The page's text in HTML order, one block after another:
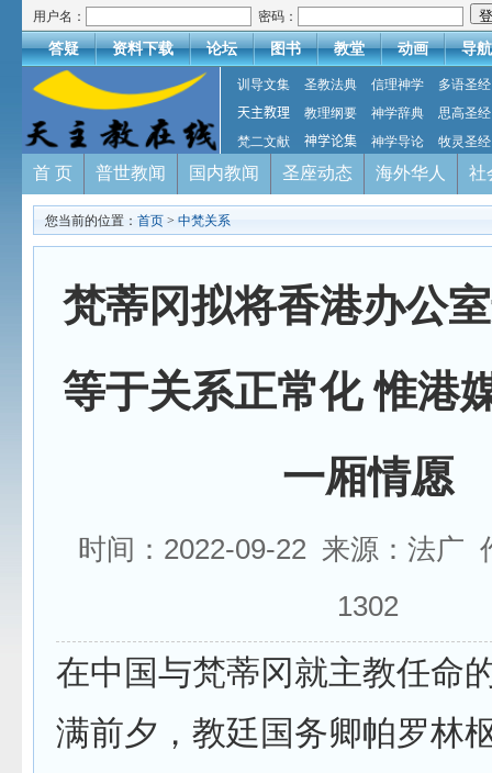
用户名： 密码：
答疑 资料下载 论坛 图书 教堂 动画 导航
训导文集 圣教法典 信理神学
多语圣经
天主教理
教理纲要 神学辞典
思高圣经
梵二文献
神学论集 神学导论 牧灵圣经
首 页 普世教闻 国内教闻 圣座动态 海外华人 社
您当前的位置： 首页 > 中梵关系
梵蒂冈拟将香港办公
等于关系正常化 惟港
一厢情愿
时间：2022-09-22 来源：法广
1302
在中国与梵蒂冈就主教任命
满前夕，教廷国务卿帕罗林